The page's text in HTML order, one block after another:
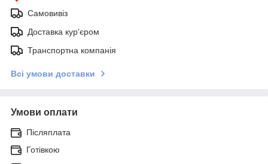
Самовивіз
Доставка кур'єром
Транспортна компанія
Всі умови доставки
Умови оплати
Післяплата
Готівкою